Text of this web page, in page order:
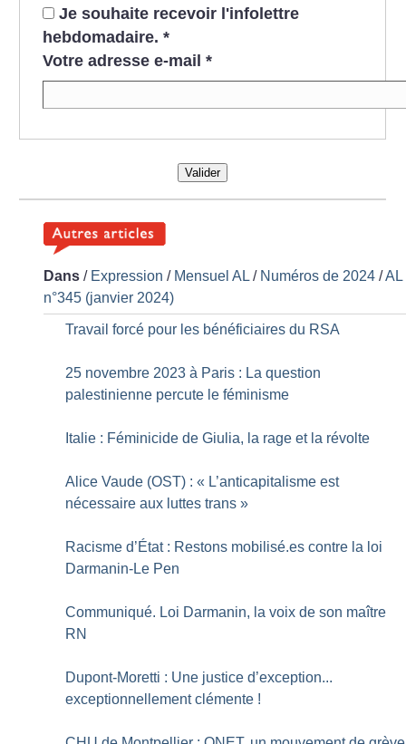
Je souhaite recevoir l'infolettre
hebdomadaire. *
Votre adresse e-mail *
Valider
Dans / Expression / Mensuel AL / Numéros de 2024 /AL
n°345 (janvier 2024)
Travail forcé pour les bénéficiaires du RSA
25 novembre 2023 à Paris : La question
palestinienne percute le féminisme
Italie : Féminicide de Giulia, la rage et la révolte
Alice Vaude (OST) : « L’anticapitalisme est
nécessaire aux luttes trans »
Racisme d’État : Restons mobilisé.es contre la loi
Darmanin-Le Pen
Communiqué. Loi Darmanin, la voix de son maître
RN
Dupont-Moretti : Une justice d’exception...
exceptionnellement clémente !